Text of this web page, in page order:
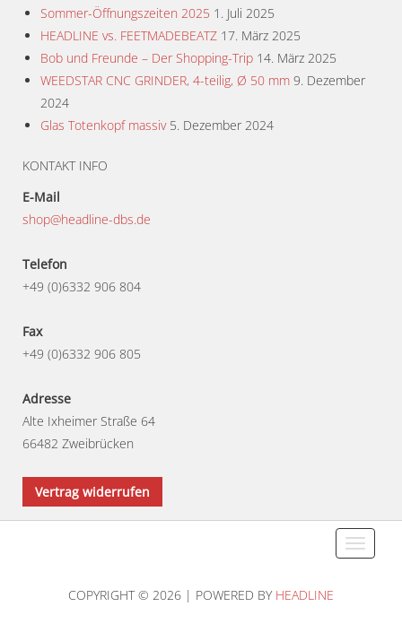
Sommer-Öffnungszeiten 2025 1. Juli 2025
HEADLINE vs. FEETMADEBEATZ 17. März 2025
Bob und Freunde – Der Shopping-Trip 14. März 2025
WEEDSTAR CNC GRINDER, 4-teilig, Ø 50 mm 9. Dezember
2024
Glas Totenkopf massiv 5. Dezember 2024
KONTAKT INFO
E-Mail
shop@headline-dbs.de
Telefon
+49 (0)6332 906 804
Fax
+49 (0)6332 906 805
Adresse
Alte Ixheimer Straße 64
66482 Zweibrücken
Vertrag widerrufen
Toggle
COPYRIGHT © 2026 | POWERED BY HEADLINE